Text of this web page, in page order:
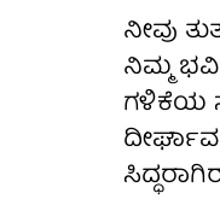
ನೀವು
ನಿಮ್ಮ
ಗಳಿಕೆಯ